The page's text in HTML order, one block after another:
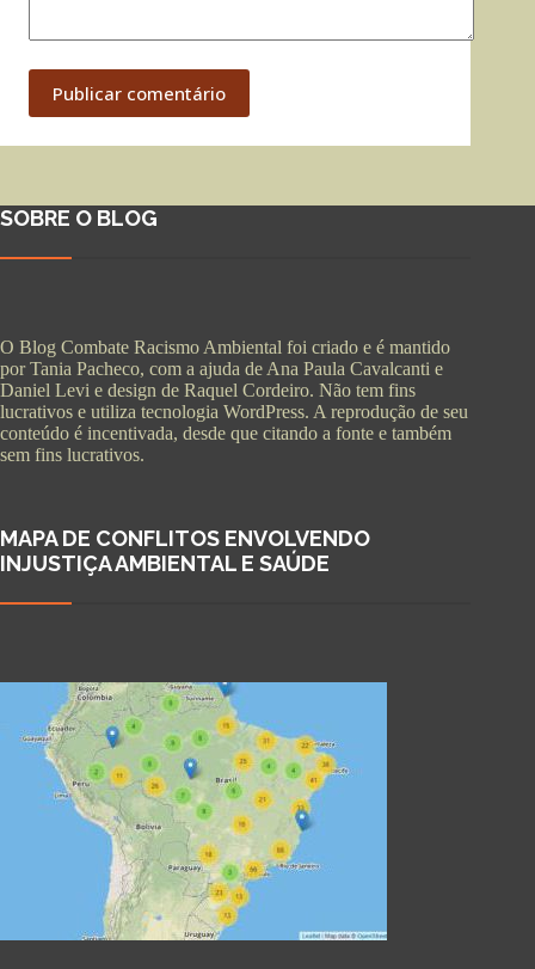
Publicar comentário
SOBRE O BLOG
O Blog Combate Racismo Ambiental foi criado e é mantido
por Tania Pacheco, com a ajuda de Ana Paula Cavalcanti e
Daniel Levi e design de Raquel Cordeiro. Não tem fins
lucrativos e utiliza tecnologia WordPress. A reprodução de seu
conteúdo é incentivada, desde que citando a fonte e também
sem fins lucrativos.
MAPA DE CONFLITOS ENVOLVENDO
INJUSTIÇA AMBIENTAL E SAÚDE